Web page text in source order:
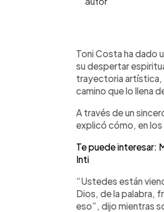
►
Toni Costa ha dado
su despertar
trayectoria artística,
camino que lo llena
A través de un
explicó cómo, en los
Te puede interesar:
Inti
“Ustedes están
Dios, de la palabra,
eso”, dijo mientras